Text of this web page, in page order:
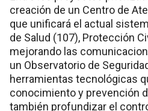
creación de un Centro de
que unificará el actual
de Salud (107), Protección
mejorando las
un Observatorio de
herramientas tecnológicas
conocimiento y prevención
también profundizar el